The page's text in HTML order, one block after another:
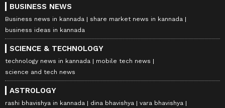
BUSINESS NEWS
Business news in kannada
share market news in kannada
business ideas in kannada
SCIENCE & TECHNOLOGY
technology news in kannada
mobile tech news
science and tech news
ASTROLOGY
rashi bhavishya in kannada dina bhavishya
vara bhavishya